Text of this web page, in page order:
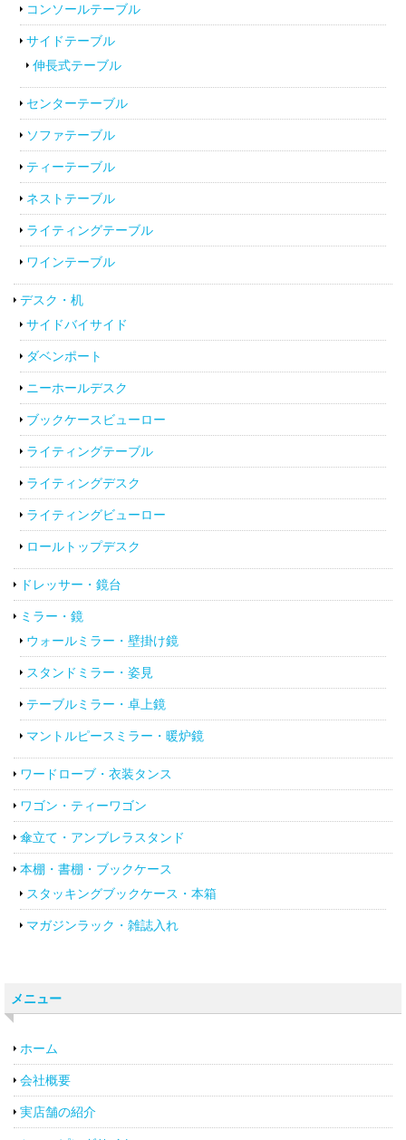
コンソールテーブル
サイドテーブル
伸長式テーブル
センターテーブル
ソファテーブル
ティーテーブル
ネストテーブル
ライティングテーブル
ワインテーブル
デスク・机
サイドバイサイド
ダベンポート
ニーホールデスク
ブックケースビューロー
ライティングテーブル
ライティングデスク
ライティングビューロー
ロールトップデスク
ドレッサー・鏡台
ミラー・鏡
ウォールミラー・壁掛け鏡
スタンドミラー・姿見
テーブルミラー・卓上鏡
マントルピースミラー・暖炉鏡
ワードローブ・衣装タンス
ワゴン・ティーワゴン
傘立て・アンブレラスタンド
本棚・書棚・ブックケース
スタッキングブックケース・本箱
マガジンラック・雑誌入れ
メニュー
ホーム
会社概要
実店舗の紹介